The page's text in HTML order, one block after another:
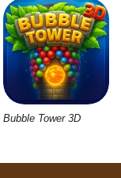
Bubble Tower 3D